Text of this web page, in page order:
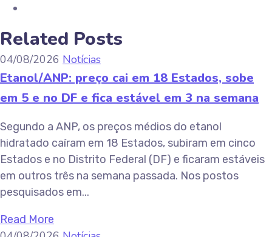
Related Posts
04/08/2026 Notícias
Etanol/ANP: preço cai em 18 Estados, sobe
em 5 e no DF e fica estável em 3 na semana
Segundo a ANP, os preços médios do etanol
hidratado caíram em 18 Estados, subiram em cinco
Estados e no Distrito Federal (DF) e ficaram estáveis
em outros três na semana passada. Nos postos
pesquisados em...
Read More